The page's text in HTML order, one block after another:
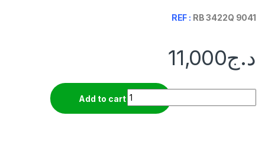
REF : RB 3422Q 9041
د.ج11,000
Add to cart